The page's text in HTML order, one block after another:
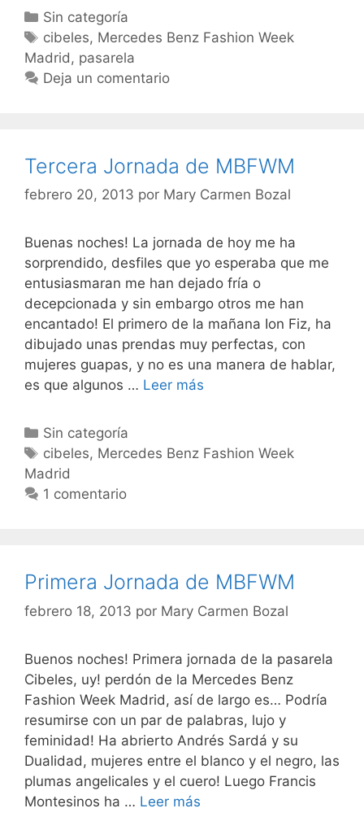
MBFWM
Categorías
Sin categoría
Etiquetas
cibeles, Mercedes Benz Fashion Week
Madrid , pasarela
Deja un comentario
Tercera Jornada de MBFWM
febrero 20, 2013 por Mary Carmen Bozal
Buenas noches! La jornada de hoy me ha
sorprendido, desfiles que yo esperaba que me
entusiasmaran me han dejado fría o
decepcionada y sin embargo otros me han
encantado! El primero de la mañana Ion Fiz, ha
dibujado unas prendas muy perfectas, con
mujeres guapas, y no es una manera de hablar,
es que algunos … Leer más
MBFWM
Categorías
Sin categoría
Etiquetas
cibeles, Mercedes Benz Fashion Week
Madrid
1 comentario
Primera Jornada de MBFWM
febrero 18, 2013 por Mary Carmen Bozal
Buenos noches! Primera jornada de la pasarela
Cibeles, uy! perdón de la Mercedes Benz
Fashion Week Madrid, así de largo es… Podría
resumirse con un par de palabras, lujo y
feminidad! Ha abrierto Andrés Sardá y su
Dualidad, mujeres entre el blanco y el negro, las
plumas angelicales y el cuero! Luego Francis
Montesinos ha … Leer más